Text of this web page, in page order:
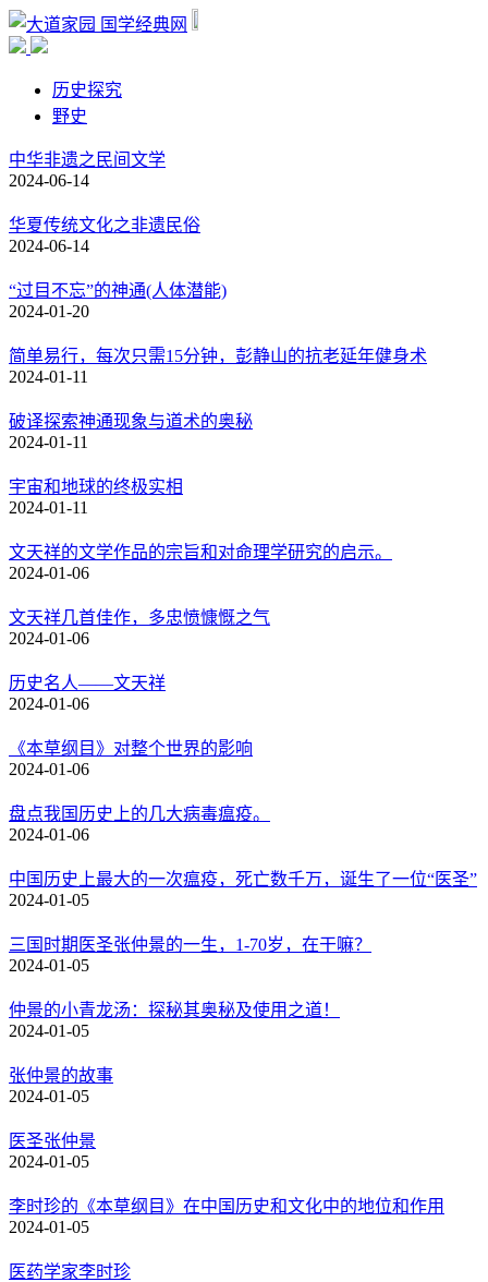
国学经典网
历史探究
野史
中华非遗之民间文学
2024-06-14
华夏传统文化之非遗民俗
2024-06-14
“过目不忘”的神通(人体潜能)
2024-01-20
简单易行，每次只需15分钟，彭静山的抗老延年健身术
2024-01-11
破译探索神通现象与道术的奥秘
2024-01-11
宇宙和地球的终极实相
2024-01-11
文天祥的文学作品的宗旨和对命理学研究的启示。
2024-01-06
文天祥几首佳作，多忠愤慷慨之气
2024-01-06
历史名人——文天祥
2024-01-06
《本草纲目》对整个世界的影响
2024-01-06
盘点我国历史上的几大病毒瘟疫。
2024-01-06
中国历史上最大的一次瘟疫，死亡数千万，诞生了一位“医圣”
2024-01-05
三国时期医圣张仲景的一生，1-70岁，在干嘛？
2024-01-05
仲景的小青龙汤：探秘其奥秘及使用之道！
2024-01-05
张仲景的故事
2024-01-05
医圣张仲景
2024-01-05
李时珍的《本草纲目》在中国历史和文化中的地位和作用
2024-01-05
医药学家李时珍